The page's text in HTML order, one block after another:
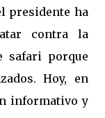
presidente ha
contra la
safari porque
Hoy, en
informativo y